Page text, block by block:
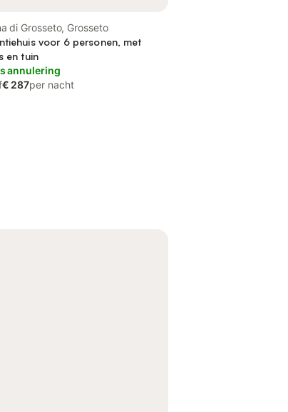
di Grosseto, Grosseto
voor 6 personen, met
en tuin
annulering
€ 287per nacht